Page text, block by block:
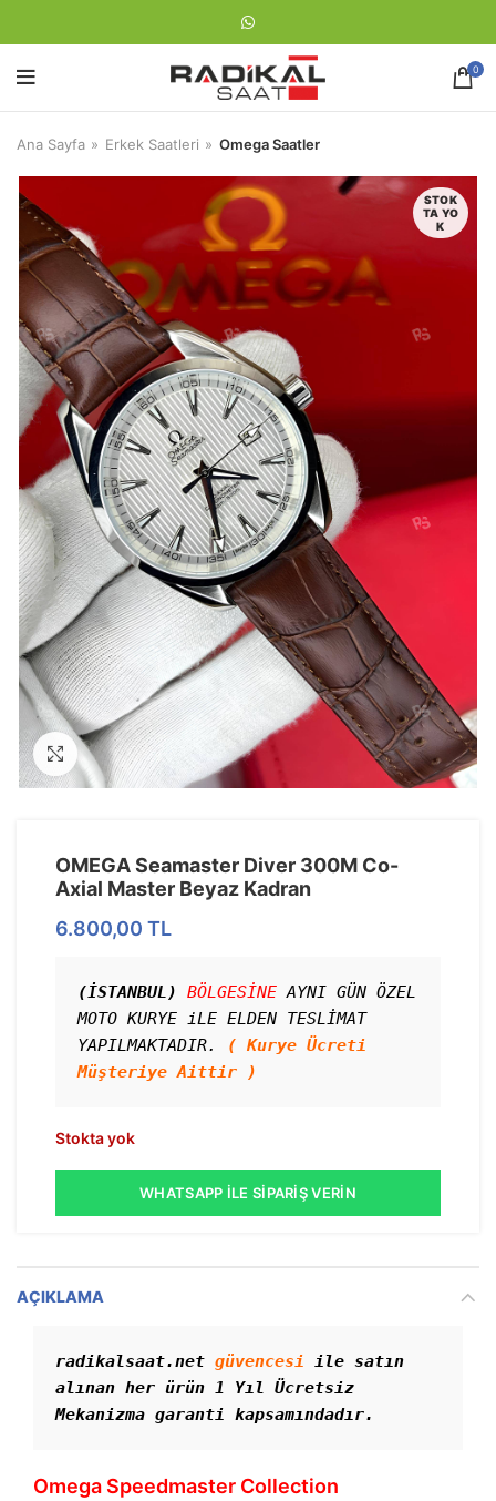
0
Ana Sayfa Erkek Saatleri Omega Saatler
STOK
TA YO
K
Görseli Büyütün
OMEGA Seamaster Diver 300M Co-
Axial Master Beyaz Kadran
6.800,00 TL
(İSTANBUL) BÖLGESİNE AYNI GÜN ÖZEL
MOTO KURYE iLE ELDEN TESLİMAT
YAPILMAKTADIR.
( Kurye Ücreti
Müşteriye Aittir )
Stokta yok
WHATSAPP İLE SIPARIŞ VERIN
AÇIKLAMA
radikalsaat.net güvencesi ile satın
alınan her ürün 1 Yıl Ücretsiz
Mekanizma garanti kapsamındadır.
Omega Speedmaster Collection